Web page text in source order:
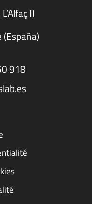
II
918